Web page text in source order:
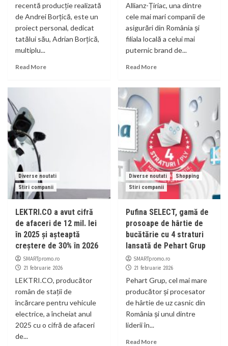
recentă producție realizată
de Andrei Borțică, este un
proiect personal, dedicat
tatălui său, Adrian Borțică,
multiplu...
Read More
Allianz-Țiriac, una dintre
cele mai mari companii de
asigurări din România și
filiala locală a celui mai
puternic brand de...
Read More
Diverse noutati
Stiri companii
LEKTRI.CO a avut cifră
de afaceri de 12 mil. lei
în 2025 și așteaptă
creștere de 30% în 2026
SMARTpromo.ro
21 februarie 2026
LEKTRI.CO, producător
român de stații de
încărcare pentru vehicule
electrice, a încheiat anul
2025 cu o cifră de afaceri
de...
Diverse noutati
Shopping
Stiri companii
Pufina SELECT, gamă de
prosoape de hârtie de
bucătărie cu 4 straturi
lansată de Pehart Grup
SMARTpromo.ro
21 februarie 2026
Pehart Grup, cel mai mare
producător și procesator
de hârtie de uz casnic din
România și unul dintre
liderii în...
Read More